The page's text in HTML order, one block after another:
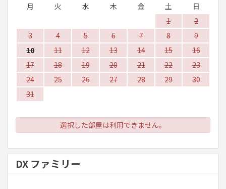
月
火 水 木 金 土
日
1
2
3
4 5 6 7 8
9
10
11 12 13 14 15
16
17
18 19 20 21 22
23
24
25 26 27 28 29
30
31
選択した部屋は利用できません。
DX ファミリー